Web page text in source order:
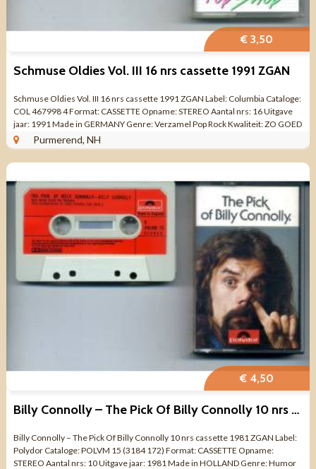
€ 3,50
Schmuse Oldies Vol. III 16 nrs cassette 1991 ZGAN
Schmuse Oldies Vol. III 16 nrs cassette 1991 ZGAN Label: Columbia Cataloge:
COL 467998 4 Format: CASSETTE Opname: STEREO Aantal nrs: 16 Uitgave
jaar: 1991 Made in GERMANY Genre: Verzamel Pop Rock Kwaliteit: ZO GOED
ALS NIEUW ...
Purmerend, NH
€ 4,50
Billy Connolly – The Pick Of Billy Connolly 10 nrs cassette
Billy Connolly – The Pick Of Billy Connolly 10 nrs cassette 1981 ZGAN Label:
Polydor Cataloge: POLVM 15 (3184 172) Format: CASSETTE Opname:
STEREO Aantal nrs: 10 Uitgave jaar: 1981 Made in HOLLAND Genre: Humor